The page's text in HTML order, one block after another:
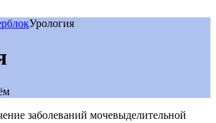
Урология
заболеваний мочевыделительной